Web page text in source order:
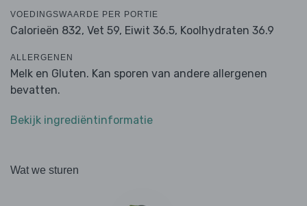
VOEDINGSWAARDE PER PORTIE
Calorieën 832, Vet 59, Eiwit 36.5, Koolhydraten 36.9
ALLERGENEN
Melk en Gluten. Kan sporen van andere allergenen
bevatten.
Bekijk ingrediëntinformatie
Wat we sturen